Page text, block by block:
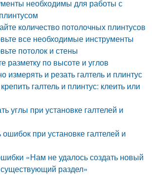
необходимы для работы с
количество потолочных плинтусов
все необходимые инструменты
потолок и стены
разметку по высоте и углов
измерять и резать галтель и плинтус
галтель и плинтус: клеить или
углы при установке галтелей и
ошибок при установке галтелей и
«Нам не удалось создать новый
раздел»